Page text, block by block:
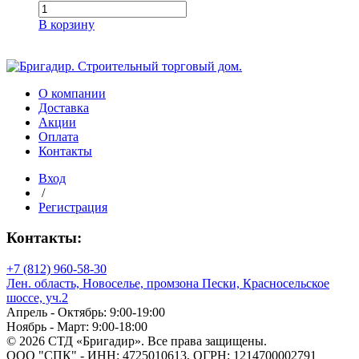
Количество
товара
Труба
канаву
заезд
500/435
L=6м
с
раструбом
8
В корзину
О компании
Доставка
Акции
Оплата
Контакты
Вход
/
Регистрация
Контакты:
+7 (812) 960-58-30
Лен. область, Новоселье, промзона Пески, Красносельское
шоссе, уч.2
Апрель - Октябрь: 9:00-19:00
Ноябрь - Март: 9:00-18:00
© 2026 СТД «Бригадир». Все права защищены.
ООО "СПК" - ИНН: 4725010613, ОГРН: 1214700002791